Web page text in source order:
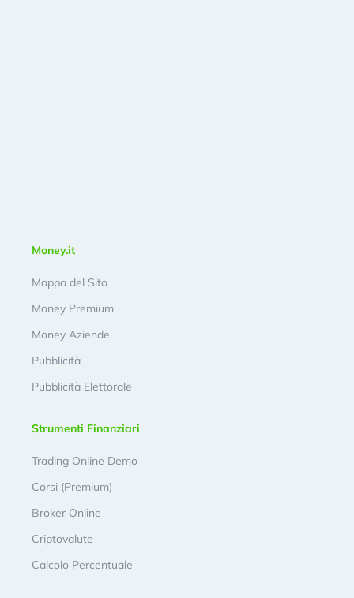
Money.it
Mappa del Sito
Money Premium
Money Aziende
Pubblicità
Pubblicità Elettorale
Strumenti Finanziari
Trading Online Demo
Corsi (Premium)
Broker Online
Criptovalute
Calcolo Percentuale